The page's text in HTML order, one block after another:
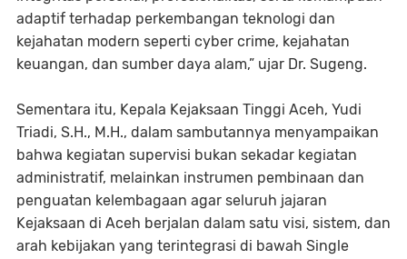
adaptif terhadap perkembangan teknologi dan
kejahatan modern seperti cyber crime, kejahatan
keuangan, dan sumber daya alam,” ujar Dr. Sugeng.
Sementara itu, Kepala Kejaksaan Tinggi Aceh, Yudi
Triadi, S.H., M.H., dalam sambutannya menyampaikan
bahwa kegiatan supervisi bukan sekadar kegiatan
administratif, melainkan instrumen pembinaan dan
penguatan kelembagaan agar seluruh jajaran
Kejaksaan di Aceh berjalan dalam satu visi, sistem, dan
arah kebijakan yang terintegrasi di bawah Single